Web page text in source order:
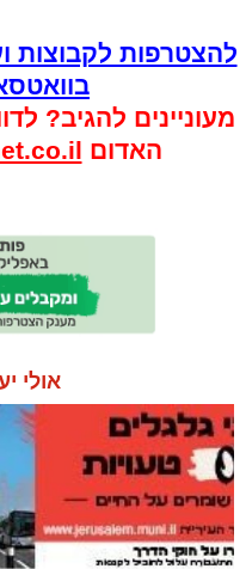
להצטרפות לקבוצות
מעוניינים להגיב?
האדום
אולי